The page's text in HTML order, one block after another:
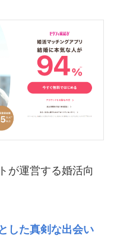
が運営する婚活向
した真剣な出会い